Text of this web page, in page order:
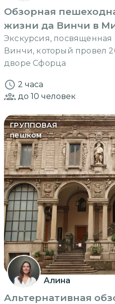
Обзорная
жизни да Винчи в
Экскурсия,
Винчи, который провел
дворе Сфорца
2 часа
до 10 человек
ГРУППОВАЯ
пешком
Алина
Альтернативная